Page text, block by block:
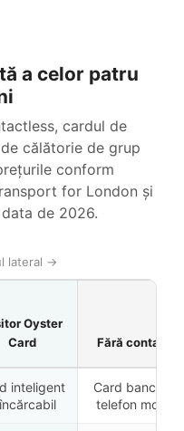
a celor patru
cardul de
călătorie de grup
conform
for London și
de 2026.
lateral →
Oyster
Card
Fără contact
inteligent
Card bancar /
telefon mobil